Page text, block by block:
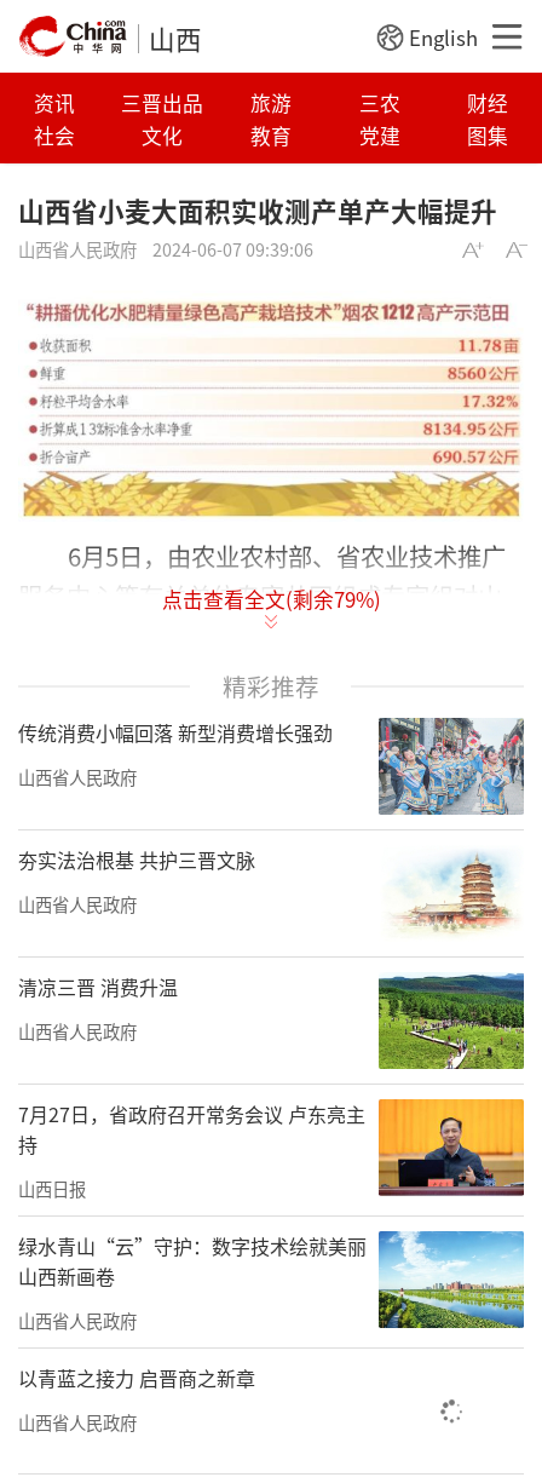
山西 English
资讯 三晋出品 旅游 三农
财经
社会
文化 教育 党建 图集
山西省小麦大面积实收测产单产大幅提升
山西省人民政府 2024-06-07 09:39:06
6月5日，由农业农村部、省农业技术推广
服务中心等有关单位专家共同组成专家组对山
西农业大学研发集成的“耕播优化水肥精量绿
色高产栽培技术”烟农1212高产示范田进行实
收测产，收获面积11.78亩，折合亩产690.57公
斤。
当天的测产示范田位于运城市永济市山西
董村农场有限公司，该公司拥有小麦面积约1.7
万亩，其中喷灌面积约1.2万亩，滴灌面积约
6000亩。山西农业大学高志强教授团队研发集
成的“耕播优化水肥精量绿色高产栽培技
术”核心示范田面积160亩。示范田品种烟农
1212，2023年11月7日播种，播量19公斤/亩，
采用德国雷肯小麦播种机密行稀播。返青后、
拔节期、灌浆期均采用水肥一体化滴灌方式精
准给水给肥，中后期进行病虫害防治，灌浆期
喷施植物生长调节剂增强抗逆性、促进粒重增
加。
测产专家组按照《全国粮食高产创建测产
验收办法（试行）》，进行清仓、丈量田块、
过磅称重、测定籽粒含水率、去杂等程序，收
获面积11.78亩，鲜重8560公斤，籽粒平均含水
点击查看全文(剩余79%)
精彩推荐
传统消费小幅回落 新型消费增长强劲
山西省人民政府
夯实法治根基 共护三晋文脉
山西省人民政府
清凉三晋 消费升温
山西省人民政府
7月27日，省政府召开常务会议 卢东亮主
持
山西日报
绿水青山“云”守护：数字技术绘就美丽
山西新画卷
山西省人民政府
以青蓝之接力 启晋商之新章
山西省人民政府